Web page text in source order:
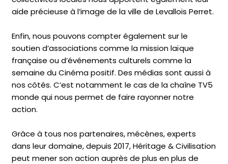
aide précieuse à l’image de la ville de Levallois Perret.
Enfin, nous pouvons compter également sur le
soutien d’associations comme la mission laïque
française ou d’événements culturels comme la
semaine du Cinéma positif. Des médias sont aussi à
nos côtés. C’est notamment le cas de la chaîne TV5
monde qui nous permet de faire rayonner notre
action.
Grâce à tous nos partenaires, mécènes, experts
dans leur domaine, depuis 2017, Héritage & Civilisation
peut mener son action auprès de plus en plus de